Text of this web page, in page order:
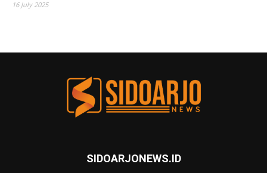
16 July 2025
SIDOARJONEWS.ID